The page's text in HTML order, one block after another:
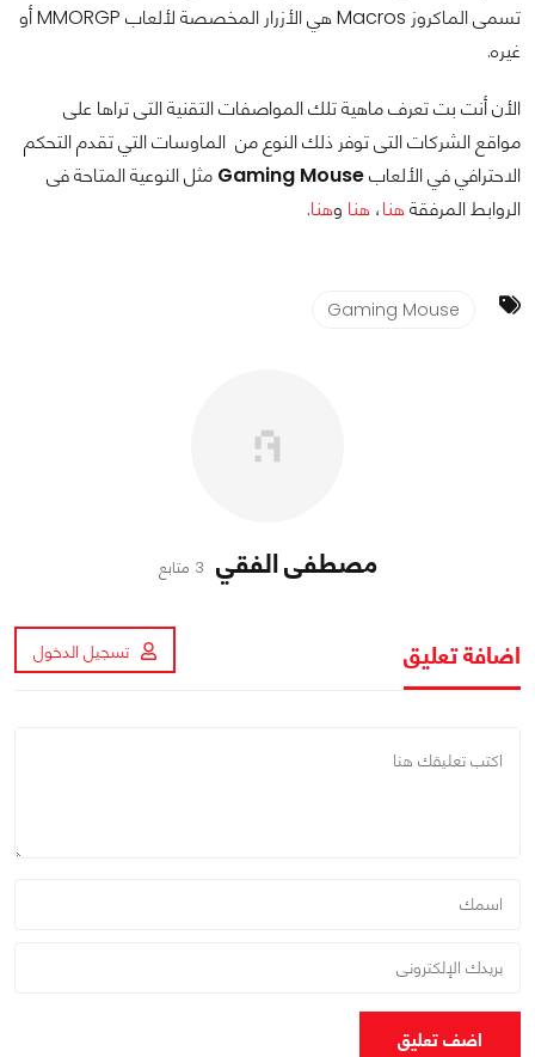
تسمى الماكروز Macros هي الأزرار المخصصة لألعاب MMORGP أو
غيره.
الأن أنت بت تعرف ماهية تلك المواصفات التقنية التى تراها على
مواقع الشركاتالتى توفر ذلك النوع من الماوسات التي تقدم التحكم
الاحترافي في الألعابGaming Mouse مثل النوعية المتاحة فى
الروابط المرفقةهنا، هنا وهنا.
Gaming Mouse
مصطفى الفقي 3 متابع
اضافة تعليق تسجيل الدخول
اضف تعليق